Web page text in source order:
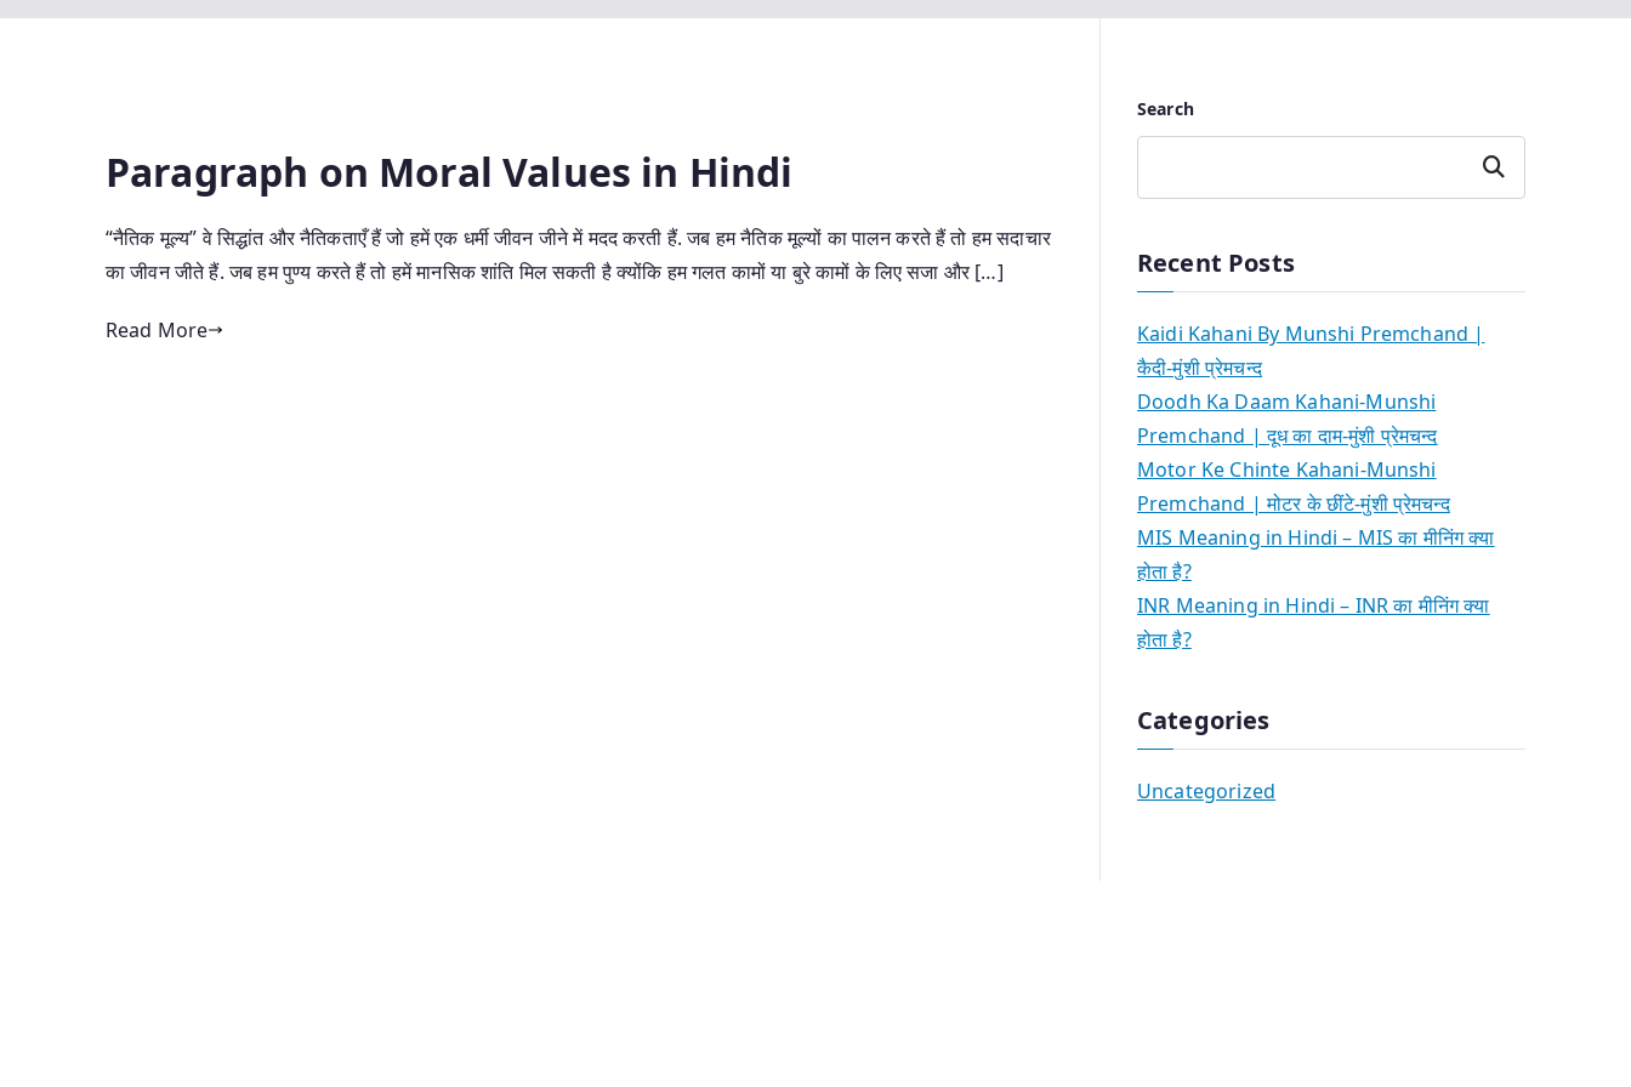
Paragraph on Moral Values in Hindi
“नैतिक मूल्य” वे सिद्धांत और नैतिकताएँ हैं जो हमें एक धर्मी जीवन जीने में मदद करती हैं. जब हम नैतिक मूल्यों का पालन करते हैं तो हम सदाचार
का जीवन जीते हैं. जब हम पुण्य करते हैं तो हमें मानसिक शांति मिल सकती है क्योंकि हम गलत कामों या बुरे कामों के लिए सजा और […]
Read More
Search
Search
Recent Posts
Kaidi Kahani By Munshi Premchand |
कैदी-मुंशी प्रेमचन्द
Doodh Ka Daam Kahani-Munshi
Premchand | दूध का दाम-मुंशी प्रेमचन्द
Motor Ke Chinte Kahani-Munshi
Premchand | मोटर के छींटे-मुंशी प्रेमचन्द
MIS Meaning in Hindi – MIS का मीनिंग क्या
होता है?
INR Meaning in Hindi – INR का मीनिंग क्या
होता है?
Categories
Uncategorized